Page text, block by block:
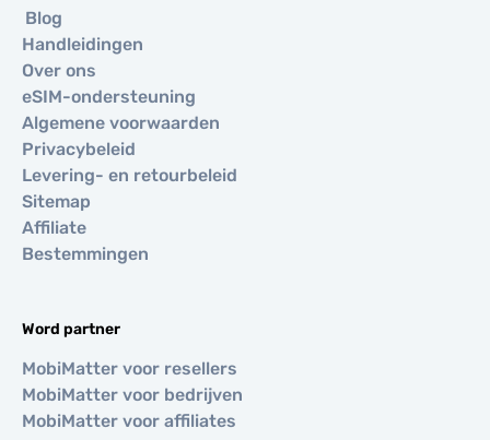
Blog
Handleidingen
Over ons
eSIM-ondersteuning
Algemene voorwaarden
Privacybeleid
Levering- en retourbeleid
Sitemap
Affiliate
Bestemmingen
Word partner
MobiMatter voor resellers
MobiMatter voor bedrijven
MobiMatter voor affiliates